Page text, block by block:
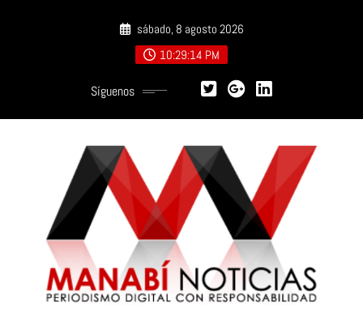
sábado, 8 agosto 2026
10:29:15 PM
Síguenos